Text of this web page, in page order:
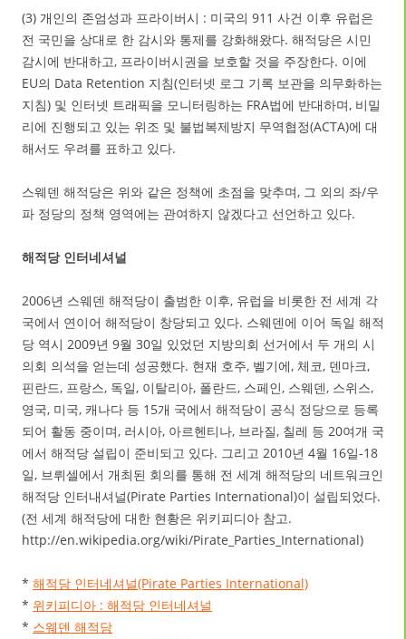
(3) 개인의 존엄성과 프라이버시 : 미국의 911 사건 이후 유럽은
전 국민을 상대로 한 감시와 통제를 강화해왔다. 해적당은 시민
감시에 반대하고, 프라이버시권을 보호할 것을 주장한다. 이에
EU의 Data Retention 지침(인터넷 로그 기록 보관을 의무화하는
지침) 및 인터넷 트래픽을 모니터링하는 FRA법에 반대하며, 비밀
리에 진행되고 있는 위조 및 불법복제방지 무역협정(ACTA)에 대
해서도 우려를 표하고 있다.
스웨덴 해적당은 위와 같은 정책에 초점을 맞추며, 그 외의 좌/우
파 정당의 정책 영역에는 관여하지 않겠다고 선언하고 있다.
해적당 인터네셔널
2006년 스웨덴 해적당이 출범한 이후, 유럽을 비롯한 전 세계 각
국에서 연이어 해적당이 창당되고 있다. 스웨덴에 이어 독일 해적
당 역시 2009년 9월 30일 있었던 지방의회 선거에서 두 개의 시
의회 의석을 얻는데 성공했다. 현재 호주, 벨기에, 체코, 덴마크,
핀란드, 프랑스, 독일, 이탈리아, 폴란드, 스페인, 스웨덴, 스위스,
영국, 미국, 캐나다 등 15개 국에서 해적당이 공식 정당으로 등록
되어 활동 중이며, 러시아, 아르헨티나, 브라질, 칠레 등 20여개 국
에서 해적당 설립이 준비되고 있다. 그리고 2010년 4월 16일-18
일, 브뤼셀에서 개최된 회의를 통해 전 세계 해적당의 네트워크인
해적당 인터내셔널(Pirate Parties International)이 설립되었다.
(전 세계 해적당에 대한 현황은 위키피디아 참고.
http://en.wikipedia.org/wiki/Pirate_Parties_International)
* 해적당 인터네셔널(Pirate Parties International)
* 위키피디아 : 해적당 인터네셔널
* 스웨덴 해적당